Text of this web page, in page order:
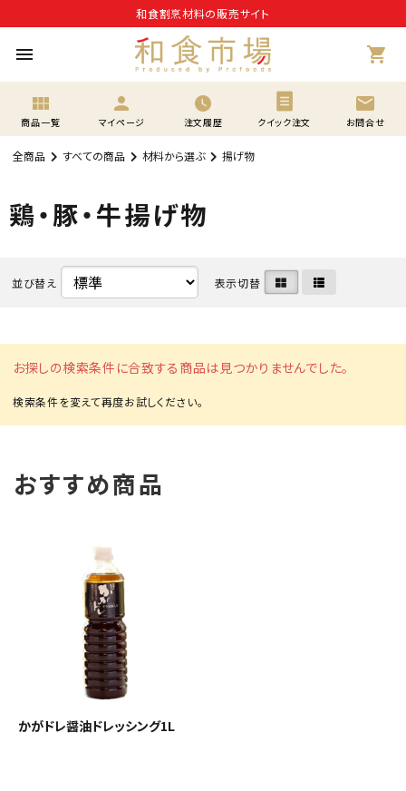
和食割烹材料の販売サイト
menu shopping_cart
view_module
商品一覧
person
マイページ 注文履歴 クイック注文
mail
お問合せ
全商品 すべての商品 材料から選ぶ 揚げ物
鶏・豚・牛揚げ物
並び替え 表示切替
お探しの検索条件に合致する商品は見つかりませんでした。
おすすめ商品
かがドレ醤油ドレッシング1L